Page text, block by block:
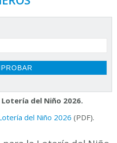
del Niño 2026.
del Niño 2026 (PDF).